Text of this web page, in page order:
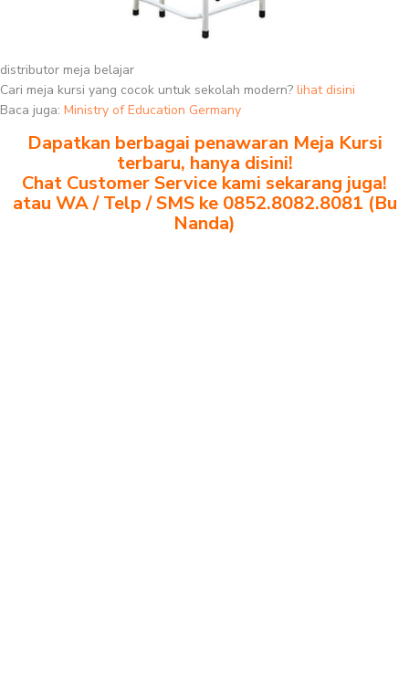
distributor meja belajar
Cari meja kursi yang cocok untuk sekolah modern? lihat disini
Baca juga: Ministry of Education Germany
Dapatkan berbagai penawaran Meja Kursi
terbaru, hanya disini!
Chat Customer Service kami sekarang juga!
atau WA / Telp / SMS ke 0852.8082.8081 (Bu
Nanda)